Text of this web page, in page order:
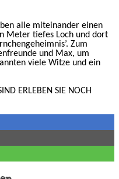
alle miteinander einen
Meter tiefes Loch und dort
Zum
und Max, um
viele Witze und ein
ERLEBEN SIE NOCH